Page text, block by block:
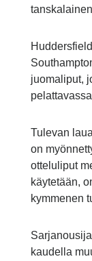
juomaliput,
Tulevan
on
otteluliput
käytetään,
kymmenen
kaudella